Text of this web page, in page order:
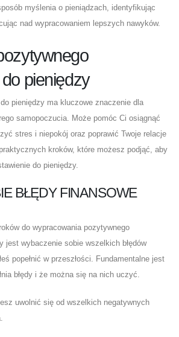
myślenia o pieniądzach, identyfikując
nad wypracowaniem lepszych nawyków.
pieniędzy
pieniędzy ma kluczowe znaczenie dla
samopoczucia. Może pomóc Ci osiągnąć
stres i niepokój oraz poprawić Twoje relacje
kroków, które możesz podjąć, aby
do pieniędzy.
BŁĘDY FINANSOWE
do wypracowania pozytywnego
jest wybaczenie sobie wszelkich błędów
popełnić w przeszłości. Fundamentalne jest
błędy i że można się na nich uczyć.
uwolnić się od wszelkich negatywnych